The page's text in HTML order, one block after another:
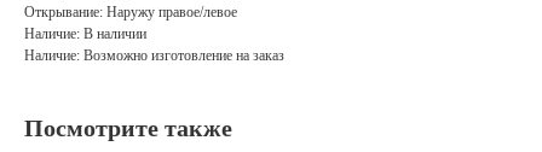
Открывание: Наружу правое/левое
Наличие: В наличии
Наличие: Возможно изготовление на заказ
Посмотрите также